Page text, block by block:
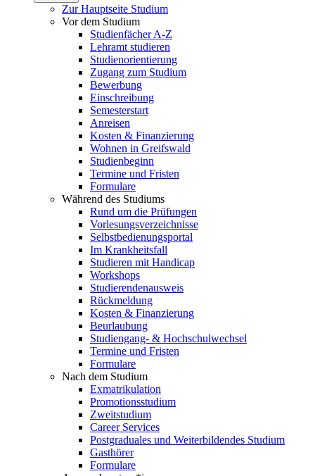
Zur Hauptseite Studium
Vor dem Studium
Studienfächer A-Z
Lehramt studieren
Studienorientierung
Zugang zum Studium
Bewerbung
Einschreibung
Semesterstart
Anreisen
Kosten & Finanzierung
Wohnen in Greifswald
Studienbeginn
Termine und Fristen
Formulare
Während des Studiums
Rund um die Prüfungen
Vorlesungsverzeichnisse
Selbstbedienungsportal
Im Krankheitsfall
Studieren mit Handicap
Workshops
Studierendenausweis
Rückmeldung
Kosten & Finanzierung
Beurlaubung
Studiengang- & Hochschulwechsel
Termine und Fristen
Formulare
Nach dem Studium
Exmatrikulation
Promotionsstudium
Zweitstudium
Career Services
Postgraduales und Weiterbildendes Studium
Gasthörer
Formulare